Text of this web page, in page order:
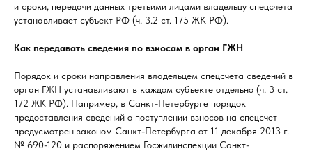
и сроки, передачи данных третьими лицами владельцу спецсчета
устанавливает субъект РФ (ч. 3.2 ст. 175 ЖК РФ).
Как передавать сведения по взносам в орган ГЖН
Порядок и сроки направления владельцем спецсчета сведений в
орган ГЖН устанавливают в каждом субъекте отдельно (ч. 3 ст.
172 ЖК РФ). Например, в Санкт-Петербурге порядок
предоставления сведений о поступлении взносов на спецсчет
предусмотрен законом Санкт-Петербурга от 11 декабря 2013 г.
№ 690-120 и распоряжением Госжилинспекции Санкт-